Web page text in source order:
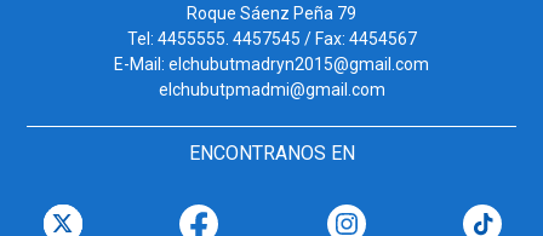
Roque Sáenz Peña 79
Tel: 4455555. 4457545 / Fax: 4454567
E-Mail: elchubutmadryn2015@gmail.com
elchubutpmadmi@gmail.com
ENCONTRANOS EN